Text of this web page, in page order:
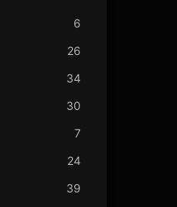
6
26
34
30
7
24
39